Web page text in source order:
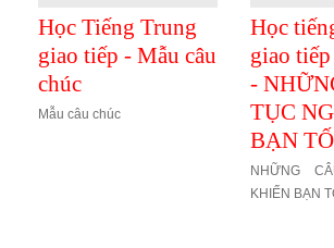
Học Tiếng Trung
giao tiếp - Mẫu câu
chúc
Mẫu câu chúc
Học
giao
-
TỤC
BẠN
NHỮNG
KHIẾN BẠN